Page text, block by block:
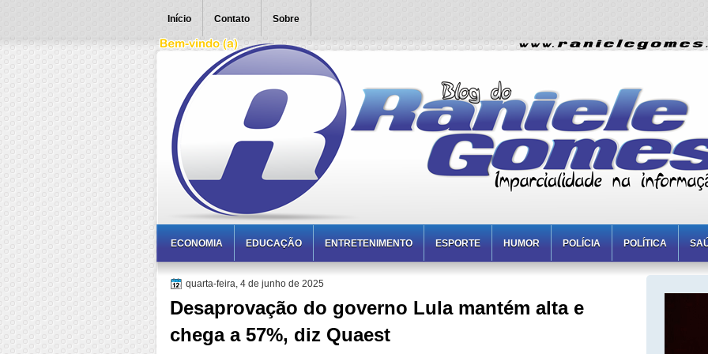
Início Contato Sobre
ECONOMIA EDUCAÇÃO ENTRETENIMENTO ESPORTE HUMOR POLÍCIA POLÍTICA
quarta-feira, 4 de junho de 2025
Desaprovação do governo Lula mantém alta e
chega a 57%, diz Quaest